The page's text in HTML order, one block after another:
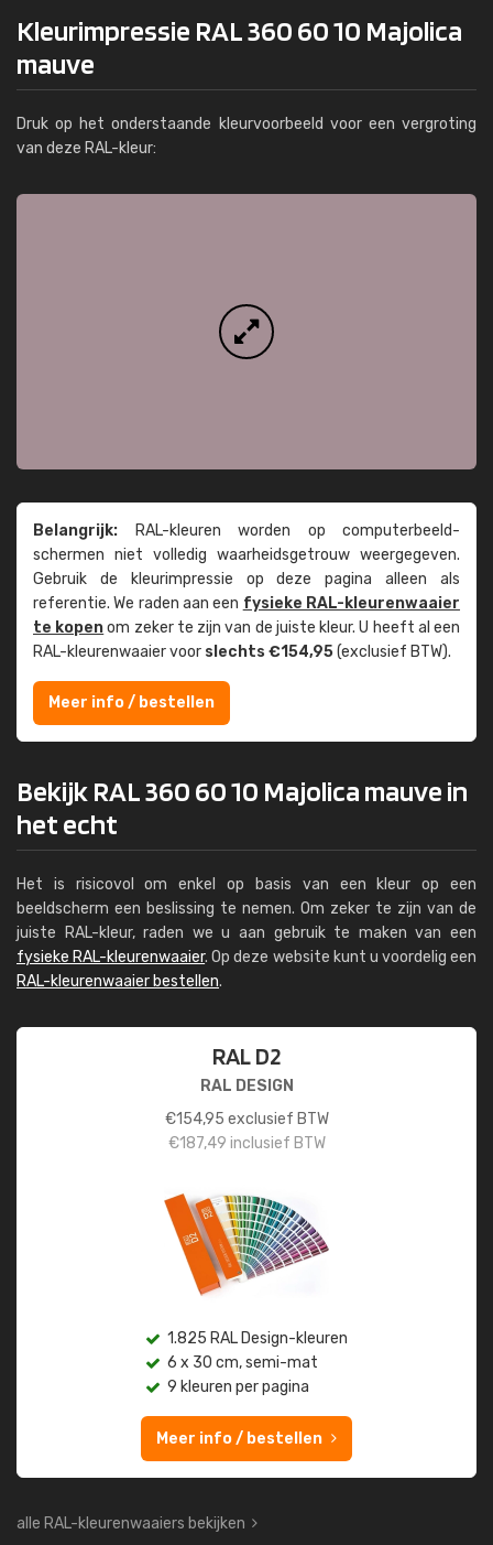
Kleurimpressie RAL 360 60 10 Majolica
mauve
Druk op het onderstaande kleurvoorbeeld voor een vergroting
van deze RAL-kleur:
Belangrijk: RAL-kleuren worden op computer­beeld­
schermen niet volledig waarheids­­getrouw weer­gegeven.
Gebruik de kleur­impressie op deze pagina alleen als
referentie. We raden aan een fysieke RAL-kleuren­waaier
te kopenom zeker te zijn van de juiste kleur. U heeft al een
RAL-kleuren­waaier voor slechts €154,95(exclusief BTW).
Meer info / bestellen
Bekijk RAL 360 60 10 Majolica mauve in
het echt
Het is risicovol om enkel op basis van een kleur op een
beeldscherm een beslissing te nemen. Om zeker te zijn van de
juiste RAL-kleur, raden we u aan gebruik te maken van een
fysieke RAL-kleurenwaaier. Op deze website kunt u voordelig een
RAL-kleurenwaaier bestellen.
RAL D2
RAL DESIGN
€154,95 exclusief BTW
€187,49 inclusief BTW
1.825 RAL Design-kleuren
6 x 30 cm, semi-mat
9 kleuren per pagina
Meer info / bestellen
alle RAL-kleurenwaaiers bekijken